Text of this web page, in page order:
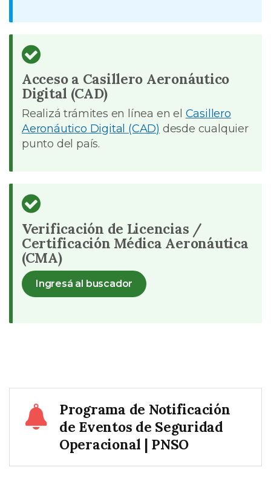
Acceso a Casillero Aeronáutico
Digital (CAD)
Realizá trámites en línea en el Casillero
Aeronáutico Digital (CAD) desde cualquier
punto del país.
Verificación de Licencias /
Certificación Médica Aeronáutica
(CMA)
Ingresá al buscador
Programa de Notificación
de Eventos de Seguridad
Operacional | PNSO